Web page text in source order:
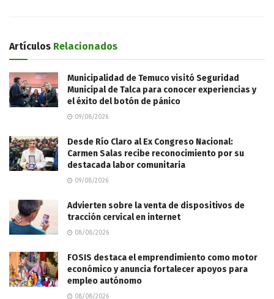
Artículos Relacionados
Municipalidad de Temuco visitó Seguridad
Municipal de Talca para conocer experiencias y
el éxito del botón de pánico
09/08/2026
Desde Río Claro al Ex Congreso Nacional:
Carmen Salas recibe reconocimiento por su
destacada labor comunitaria
09/08/2026
Advierten sobre la venta de dispositivos de
tracción cervical en internet
08/08/2026
FOSIS destaca el emprendimiento como motor
económico y anuncia fortalecer apoyos para
empleo autónomo
08/08/2026